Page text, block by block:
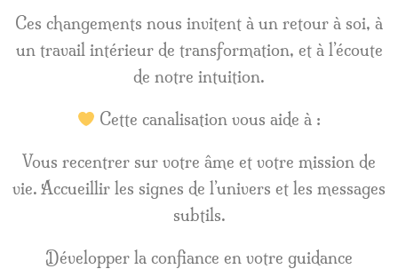
Ces changements nous invitent à un retour à soi, à
un travail intérieur de transformation, et à l’écoute
de notre intuition.
Cette canalisation vous aide à :
Vous recentrer sur votre âme et votre mission de
vie. Accueillir les signes de l’univers et les messages
subtils.
Développer la confiance en votre guidance